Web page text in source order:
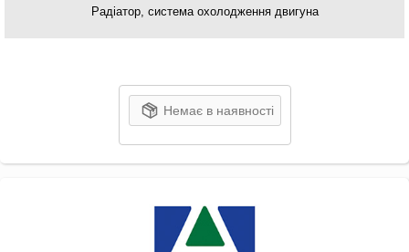
Радіатор, система охолодження двигуна
Немає в наявності